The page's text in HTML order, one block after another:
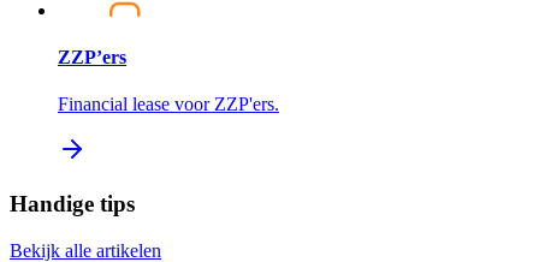
ZZP’ers
Financial lease voor ZZP'ers.
Handige tips
Bekijk alle artikelen